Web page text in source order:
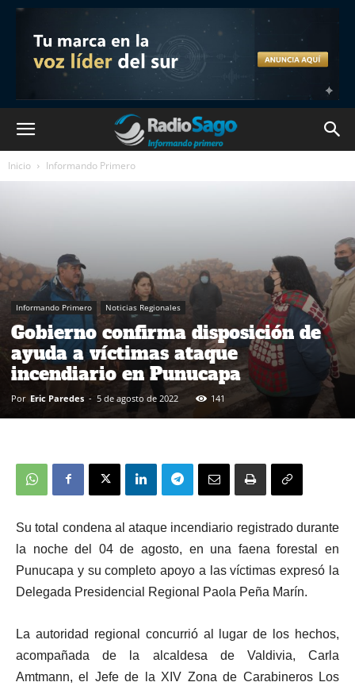
Inicio Informando Primero
Informando Primero Noticias Regionales
Gobierno confirma disposición de
ayuda a víctimas ataque
incendiario en Punucapa
Por Eric Paredes - 5 de agosto de 2022 141
Su total condena al ataque incendiario registrado durante
la noche del 04 de agosto, en una faena forestal en
Punucapa y su completo apoyo a las víctimas expresó la
Delegada Presidencial Regional Paola Peña Marín.
La autoridad regional concurrió al lugar de los hechos,
acompañada de la alcaldesa de Valdivia, Carla
Amtmann, el Jefe de la XIV Zona de Carabineros Los